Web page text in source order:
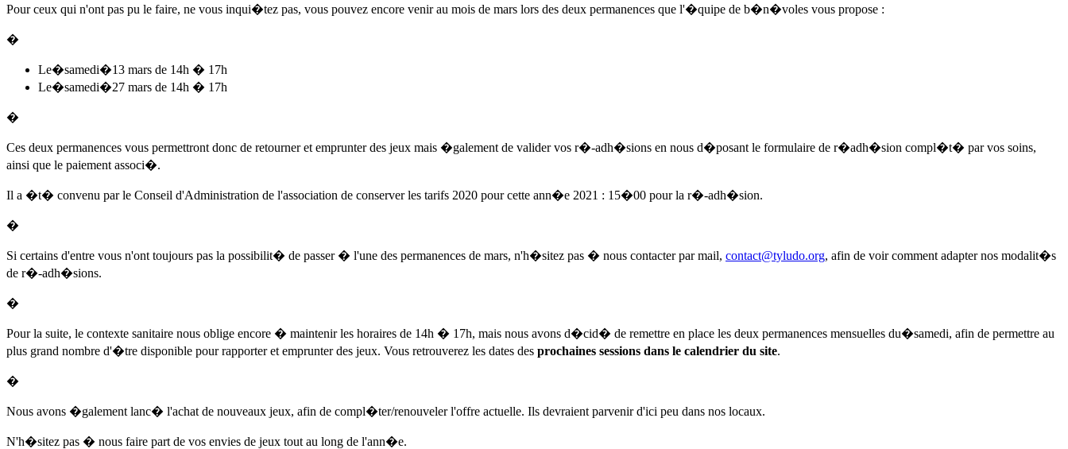
Pour ceux qui n'ont pas pu le faire, ne vous inqui�tez pas, vous pouvez encore venir au mois de mars lors des deux permanences que l'�quipe de b�n�voles vous propose :
�
Le�samedi�13 mars de 14h � 17h
Le�samedi�27 mars de 14h � 17h
�
Ces deux permanences vous permettront donc de retourner et emprunter des jeux mais �galement de valider vos r�-adh�sions en nous d�posant le formulaire de r�adh�sion compl�t� par vos soins,
ainsi que le paiement associ�.
Il a �t� convenu par le Conseil d'Administration de l'association de conserver les tarifs 2020 pour cette ann�e 2021 : 15�00 pour la r�-adh�sion.
�
Si certains d'entre vous n'ont toujours pas la possibilit� de passer � l'une des permanences de mars, n'h�sitez pas � nous contacter par mail, contact@tyludo.org, afin de voir comment adapter nos modalit�s
de r�-adh�sions.
�
Pour la suite, le contexte sanitaire nous oblige encore � maintenir les horaires de 14h � 17h, mais nous avons d�cid� de remettre en place les deux permanences mensuelles du�samedi, afin de permettre au
plus grand nombre d'�tre disponible pour rapporter et emprunter des jeux. Vous retrouverez les dates des prochaines sessions dans le calendrier du site.
�
Nous avons �galement lanc� l'achat de nouveaux jeux, afin de compl�ter/renouveler l'offre actuelle. Ils devraient parvenir d'ici peu dans nos locaux.
N'h�sitez pas � nous faire part de vos envies de jeux tout au long de l'ann�e.